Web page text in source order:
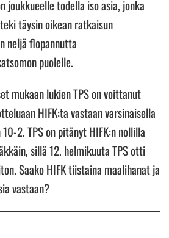
joukkueelle todella iso asia, jonka
täysin oikean ratkaisun
neljä flopannutta
puolelle.
mukaan lukien TPS on voittanut
HIFK:ta vastaan varsinaisella
2. TPS on pitänyt HIFK:n nollilla
sillä 12. helmikuuta TPS otti
Saako HIFK tiistaina maalihanat ja
vastaan?